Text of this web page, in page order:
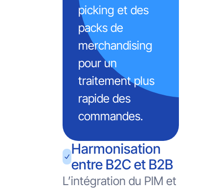
picking et des
packs de
merchandising
pour un
traitement plus
rapide des
commandes.
Harmonisation
entre B2C et B2B
L’intégration du PIM et